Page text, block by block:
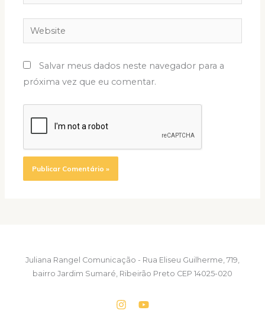
Website
Salvar meus dados neste navegador para a
próxima vez que eu comentar.
Juliana Rangel Comunicação - Rua Eliseu Guilherme, 719,
bairro Jardim Sumaré, Ribeirão Preto CEP 14025-020